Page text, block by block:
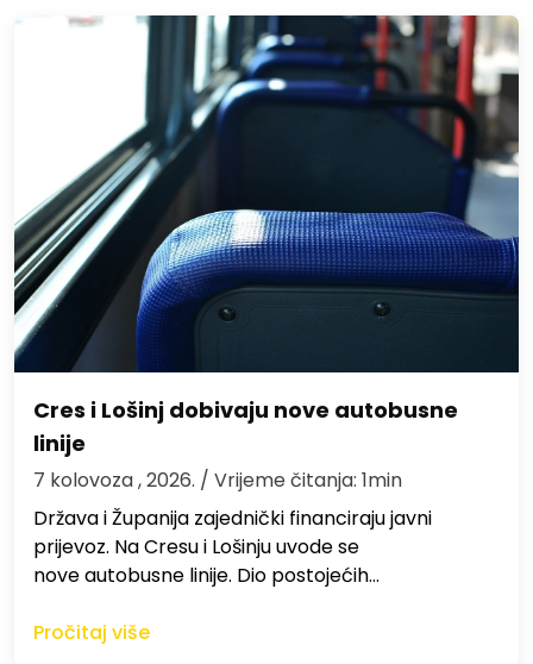
Cres i Lošinj dobivaju nove autobusne
linije
7 kolovoza , 2026. / Vrijeme čitanja: 1min
Država i Županija zajednički financiraju javni
prijevoz. Na Cresu i Lošinju uvode se
nove autobusne linije. Dio postojećih…
Pročitaj više